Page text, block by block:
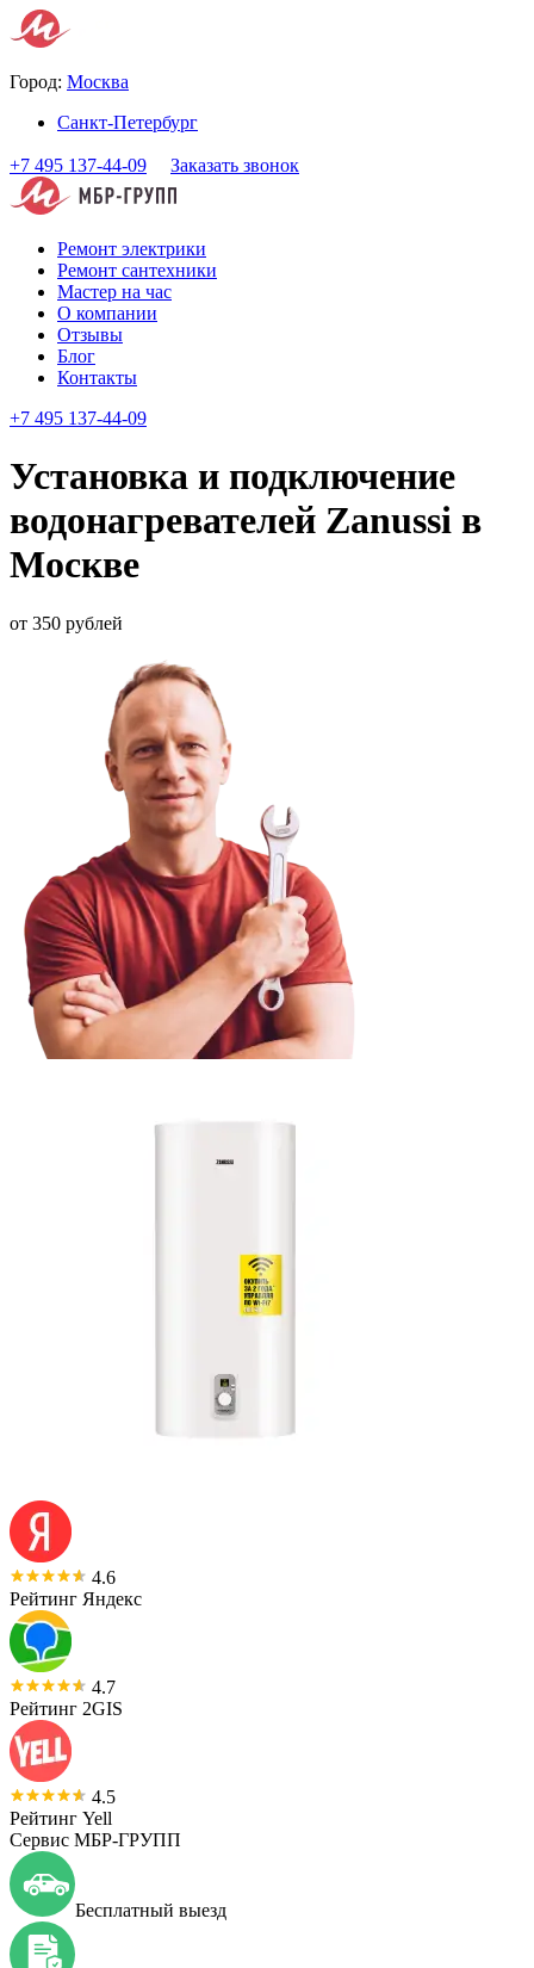
Город: Москва
Санкт-Петербург
+7 495 137-44-09 Заказать звонок
Ремонт электрики
Ремонт сантехники
Мастер на час
О компании
Отзывы
Блог
Контакты
+7 495 137-44-09
Установка и подключение
водонагревателей Zanussi в
Москве
от 350 рублей
4.6
Рейтинг Яндекс
4.7
Рейтинг 2GIS
4.5
Рейтинг Yell
Сервис МБР-ГРУПП
Бесплатный выезд